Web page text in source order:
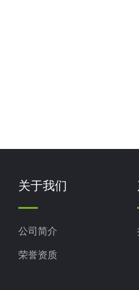
关于我们
公司简介
荣誉资质